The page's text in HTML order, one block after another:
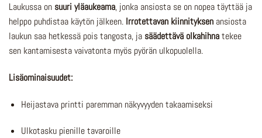
Laukussa on suuri yläaukeama, jonka ansiosta se on nopea täyttää ja
helppo puhdistaa käytön jälkeen. Irrotettavan kiinnityksen ansiosta
laukun saa hetkessä pois tangosta, ja säädettävä olkahihnatekee
sen kantamisesta vaivatonta myös pyörän ulkopuolella.
Lisäominaisuudet:
Heijastava printti paremman näkyvyyden takaamiseksi
Ulkotasku pienille tavaroille